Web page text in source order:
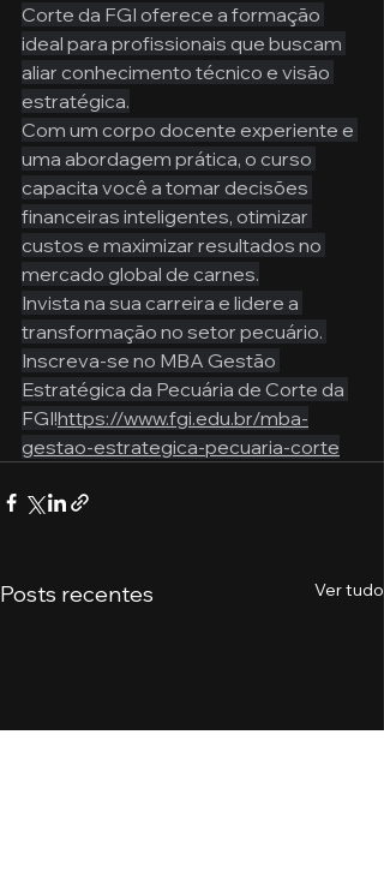
Corte da FGI oferece a formação
ideal para profissionais que buscam
aliar conhecimento técnico e visão
estratégica.
Com um corpo docente experiente e
uma abordagem prática, o curso
capacita você a tomar decisões
financeiras inteligentes, otimizar
custos e maximizar resultados no
mercado global de carnes.
Invista na sua carreira e lidere a
transformação no setor pecuário.
Inscreva-se no MBA Gestão
Estratégica da Pecuária de Corte da
FGI!https://www.fgi.edu.br/mba-
gestao-estrategica-pecuaria-corte
Posts recentes Ver tudo